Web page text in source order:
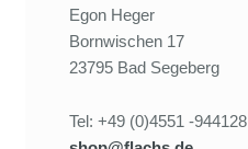
Egon Heger
Bornwischen 17
23795 Bad Segeberg
Tel: +49 (0)4551 -944128